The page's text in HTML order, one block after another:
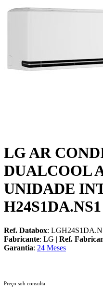
LG AR
DUALCOOL
UNIDADE
H24S1DA.NS1
Ref. Databox:
Fabricante: LG | Ref.
Garantia: 24 Meses
Preço sob consulta